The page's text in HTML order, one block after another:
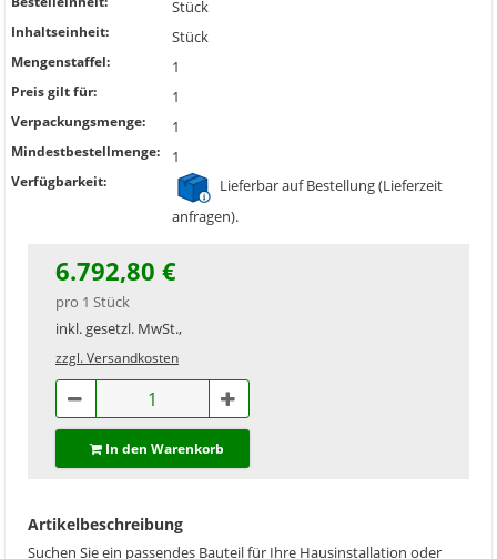
Stück
Inhaltseinheit: Stück
Mengenstaffel: 1
Preis gilt für: 1
Verpackungsmenge: 1
Mindestbestellmenge: 1
Verfügbarkeit:
Lieferbar auf Bestellung (Lieferzeit
anfragen).
6.792,80 €
pro 1 Stück
inkl. gesetzl. MwSt.,
zzgl. Versandkosten
In den Warenkorb
Artikelbeschreibung
Suchen Sie ein passendes Bauteil für Ihre Hausinstallation oder